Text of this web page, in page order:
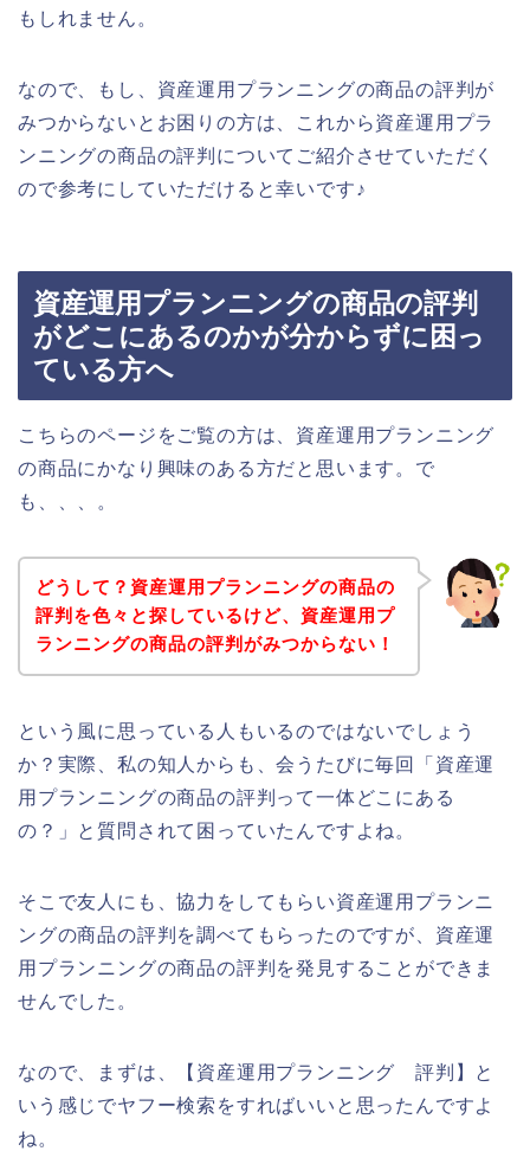
もしれません。
なので、もし、資産運用プランニングの商品の評判が
みつからないとお困りの方は、これから資産運用プラ
ンニングの商品の評判についてご紹介させていただく
ので参考にしていただけると幸いです♪
資産運用プランニングの商品の評判
がどこにあるのかが分からずに困っ
ている方へ
こちらのページをご覧の方は、資産運用プランニング
の商品にかなり興味のある方だと思います。で
も、、、。
どうして？資産運用プランニングの商品の
評判を色々と探しているけど、資産運用プ
ランニングの商品の評判がみつからない！
という風に思っている人もいるのではないでしょう
か？実際、私の知人からも、会うたびに毎回「資産運
用プランニングの商品の評判って一体どこにある
の？」と質問されて困っていたんですよね。
そこで友人にも、協力をしてもらい資産運用プランニ
ングの商品の評判を調べてもらったのですが、資産運
用プランニングの商品の評判を発見することができま
せんでした。
なので、まずは、【資産運用プランニング 評判】と
いう感じでヤフー検索をすればいいと思ったんですよ
ね。